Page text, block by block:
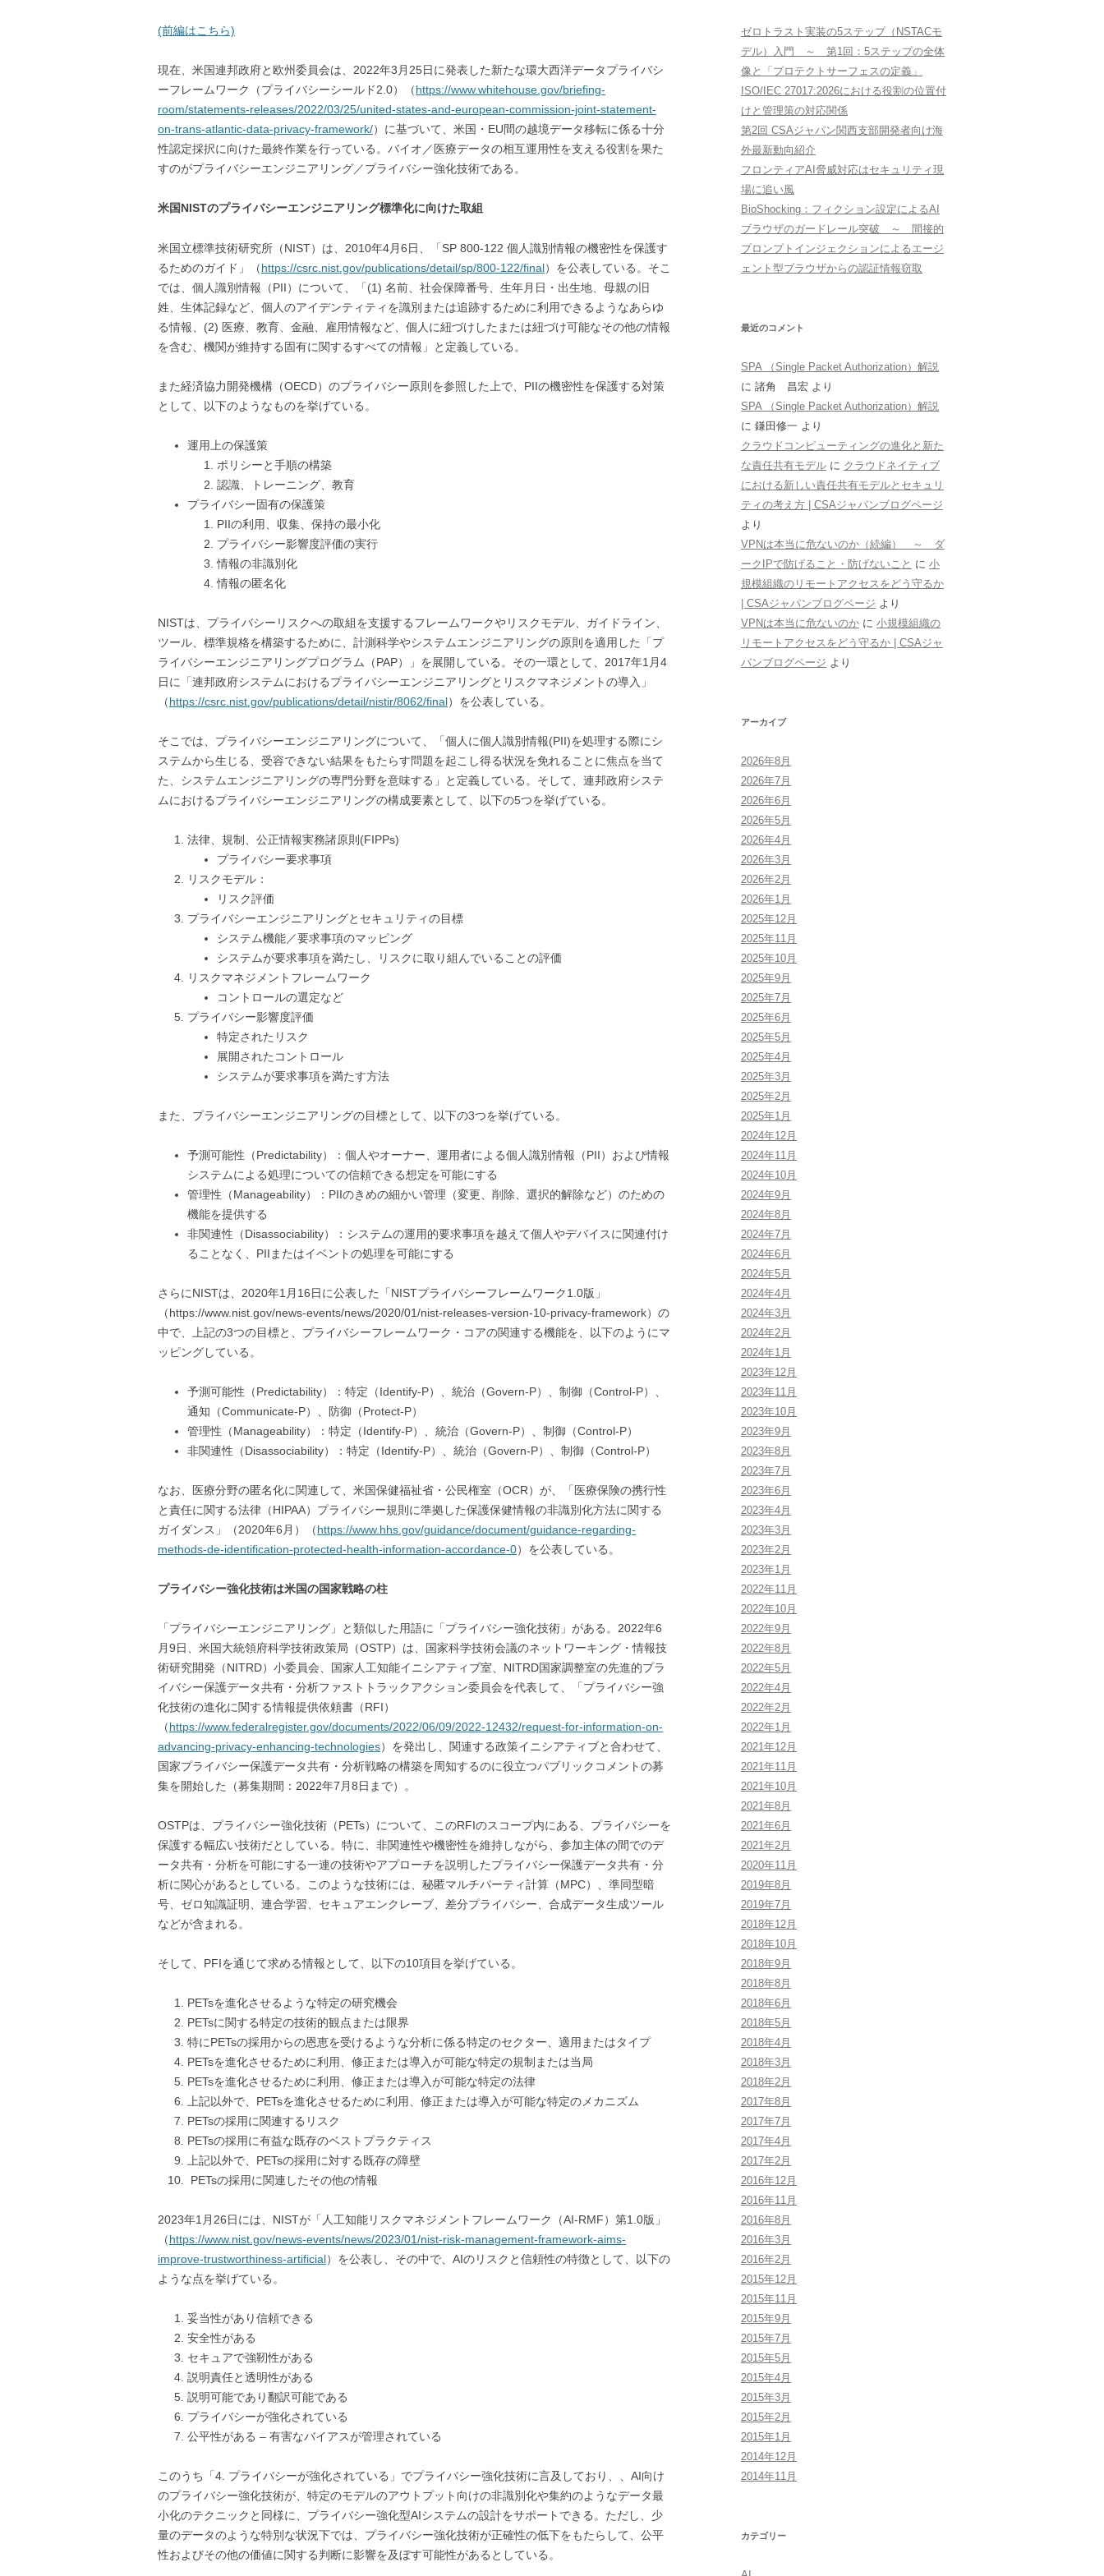
(前編はこちら)
現在、米国連邦政府と欧州委員会は、2022年3月25日に発表した新たな環大西洋データプライバシ
ーフレームワーク（プライバシーシールド2.0）（https://www.whitehouse.gov/briefing-
room/statements-releases/2022/03/25/united-states-and-european-commission-joint-statement-
on-trans-atlantic-data-privacy-framework/）に基づいて、米国・EU間の越境データ移転に係る十分
性認定採択に向けた最終作業を行っている。バイオ／医療データの相互運用性を支える役割を果た
すのがプライバシーエンジニアリング／プライバシー強化技術である。
米国NISTのプライバシーエンジニアリング標準化に向けた取組
米国立標準技術研究所（NIST）は、2010年4月6日、「SP 800-122 個人識別情報の機密性を保護す
るためのガイド」（https://csrc.nist.gov/publications/detail/sp/800-122/final）を公表している。そこ
では、個人識別情報（PII）について、「(1) 名前、社会保障番号、生年月日・出生地、母親の旧
姓、生体記録など、個人のアイデンティティを識別または追跡するために利用できるようなあらゆ
る情報、(2) 医療、教育、金融、雇用情報など、個人に紐づけしたまたは紐づけ可能なその他の情報
を含む、機関が維持する固有に関するすべての情報」と定義している。
また経済協力開発機構（OECD）のプライバシー原則を参照した上で、PIIの機密性を保護する対策
として、以下のようなものを挙げている。
運用上の保護策
ポリシーと手順の構築
認識、トレーニング、教育
プライバシー固有の保護策
PIIの利用、収集、保持の最小化
プライバシー影響度評価の実行
情報の非識別化
情報の匿名化
NISTは、プライバシーリスクへの取組を支援するフレームワークやリスクモデル、ガイドライン、
ツール、標準規格を構築するために、計測科学やシステムエンジニアリングの原則を適用した「プ
ライバシーエンジニアリングプログラム（PAP）」を展開している。その一環として、2017年1月4
日に「連邦政府システムにおけるプライバシーエンジニアリングとリスクマネジメントの導入」
（https://csrc.nist.gov/publications/detail/nistir/8062/final）を公表している。
そこでは、プライバシーエンジニアリングについて、「個人に個人識別情報(PII)を処理する際にシ
ステムから生じる、受容できない結果をもたらす問題を起こし得る状況を免れることに焦点を当て
た、システムエンジニアリングの専門分野を意味する」と定義している。そして、連邦政府システ
ムにおけるプライバシーエンジニアリングの構成要素として、以下の5つを挙げている。
法律、規制、公正情報実務諸原則(FIPPs)
プライバシー要求事項
リスクモデル：
リスク評価
プライバシーエンジニアリングとセキュリティの目標
システム機能／要求事項のマッピング
システムが要求事項を満たし、リスクに取り組んでいることの評価
リスクマネジメントフレームワーク
コントロールの選定など
プライバシー影響度評価
特定されたリスク
展開されたコントロール
システムが要求事項を満たす方法
また、プライバシーエンジニアリングの目標として、以下の3つを挙げている。
予測可能性（Predictability）：個人やオーナー、運用者による個人識別情報（PII）および情報
システムによる処理についての信頼できる想定を可能にする
管理性（Manageability）：PIIのきめの細かい管理（変更、削除、選択的解除など）のための
機能を提供する
非関連性（Disassociability）：システムの運用的要求事項を越えて個人やデバイスに関連付け
ることなく、PIIまたはイベントの処理を可能にする
さらにNISTは、2020年1月16日に公表した「NISTプライバシーフレームワーク1.0版」
（https://www.nist.gov/news-events/news/2020/01/nist-releases-version-10-privacy-framework）の
中で、上記の3つの目標と、プライバシーフレームワーク・コアの関連する機能を、以下のようにマ
ッピングしている。
予測可能性（Predictability）：特定（Identify-P）、統治（Govern-P）、制御（Control-P）、
通知（Communicate-P）、防御（Protect-P）
管理性（Manageability）：特定（Identify-P）、統治（Govern-P）、制御（Control-P）
非関連性（Disassociability）：特定（Identify-P）、統治（Govern-P）、制御（Control-P）
なお、医療分野の匿名化に関連して、米国保健福祉省・公民権室（OCR）が、「医療保険の携行性
と責任に関する法律（HIPAA）プライバシー規則に準拠した保護保健情報の非識別化方法に関する
ガイダンス」（2020年6月）（https://www.hhs.gov/guidance/document/guidance-regarding-
methods-de-identification-protected-health-information-accordance-0）を公表している。
プライバシー強化技術は米国の国家戦略の柱
「プライバシーエンジニアリング」と類似した用語に「プライバシー強化技術」がある。2022年6
月9日、米国大統領府科学技術政策局（OSTP）は、国家科学技術会議のネットワーキング・情報技
術研究開発（NITRD）小委員会、国家人工知能イニシアティブ室、NITRD国家調整室の先進的プラ
イバシー保護データ共有・分析ファストトラックアクション委員会を代表して、「プライバシー強
化技術の進化に関する情報提供依頼書（RFI）
（https://www.federalregister.gov/documents/2022/06/09/2022-12432/request-for-information-on-
advancing-privacy-enhancing-technologies）を発出し、関連する政策イニシアティブと合わせて、
国家プライバシー保護データ共有・分析戦略の構築を周知するのに役立つパブリックコメントの募
集を開始した（募集期間：2022年7月8日まで）。
OSTPは、プライバシー強化技術（PETs）について、このRFIのスコープ内にある、プライバシーを
保護する幅広い技術だとしている。特に、非関連性や機密性を維持しながら、参加主体の間でのデ
ータ共有・分析を可能にする一連の技術やアプローチを説明したプライバシー保護データ共有・分
析に関心があるとしている。このような技術には、秘匿マルチパーティ計算（MPC）、準同型暗
号、ゼロ知識証明、連合学習、セキュアエンクレーブ、差分プライバシー、合成データ生成ツール
などが含まれる。
そして、PFIを通じて求める情報として、以下の10項目を挙げている。
PETsを進化させるような特定の研究機会
PETsに関する特定の技術的観点または限界
特にPETsの採用からの恩恵を受けるような分析に係る特定のセクター、適用またはタイプ
PETsを進化させるために利用、修正または導入が可能な特定の規制または当局
PETsを進化させるために利用、修正または導入が可能な特定の法律
上記以外で、PETsを進化させるために利用、修正または導入が可能な特定のメカニズム
PETsの採用に関連するリスク
PETsの採用に有益な既存のベストプラクティス
上記以外で、PETsの採用に対する既存の障壁
PETsの採用に関連したその他の情報
2023年1月26日には、NISTが「人工知能リスクマネジメントフレームワーク（AI-RMF）第1.0版」
（https://www.nist.gov/news-events/news/2023/01/nist-risk-management-framework-aims-
improve-trustworthiness-artificial）を公表し、その中で、AIのリスクと信頼性の特徴として、以下の
ような点を挙げている。
妥当性があり信頼できる
安全性がある
セキュアで強靭性がある
説明責任と透明性がある
説明可能であり翻訳可能である
プライバシーが強化されている
公平性がある – 有害なバイアスが管理されている
このうち「4. プライバシーが強化されている」でプライバシー強化技術に言及しており、、AI向け
のプライバシー強化技術が、特定のモデルのアウトプット向けの非識別化や集約のようなデータ最
小化のテクニックと同様に、プライバシー強化型AIシステムの設計をサポートできる。ただし、少
量のデータのような特別な状況下では、プライバシー強化技術が正確性の低下をもたらして、公平
性およびその他の価値に関する判断に影響を及ぼす可能性があるとしている。
ゼロトラスト実装の5ステップ（NSTACモ
デル）入門 ～ 第1回：5ステップの全体
像と「プロテクトサーフェスの定義」
ISO/IEC 27017:2026における役割の位置付
けと管理策の対応関係
第2回 CSAジャパン関西支部開発者向け海
外最新動向紹介
フロンティアAI脅威対応はセキュリティ現
場に追い風
BioShocking：フィクション設定によるAI
ブラウザのガードレール突破 ～ 間接的
プロンプトインジェクションによるエージ
ェント型ブラウザからの認証情報窃取
最近のコメント
SPA （Single Packet Authorization）解説
に 諸角 昌宏 より
SPA （Single Packet Authorization）解説
に 鎌田修一 より
クラウドコンピューティングの進化と新た
な責任共有モデル に クラウドネイティブ
における新しい責任共有モデルとセキュリ
ティの考え方 | CSAジャパンブログページ
より
VPNは本当に危ないのか（続編） ～ ダ
ークIPで防げること・防げないこと に 小
規模組織のリモートアクセスをどう守るか
| CSAジャパンブログページ より
VPNは本当に危ないのか に 小規模組織の
リモートアクセスをどう守るか | CSAジャ
パンブログページ より
アーカイブ
2026年8月
2026年7月
2026年6月
2026年5月
2026年4月
2026年3月
2026年2月
2026年1月
2025年12月
2025年11月
2025年10月
2025年9月
2025年7月
2025年6月
2025年5月
2025年4月
2025年3月
2025年2月
2025年1月
2024年12月
2024年11月
2024年10月
2024年9月
2024年8月
2024年7月
2024年6月
2024年5月
2024年4月
2024年3月
2024年2月
2024年1月
2023年12月
2023年11月
2023年10月
2023年9月
2023年8月
2023年7月
2023年6月
2023年4月
2023年3月
2023年2月
2023年1月
2022年11月
2022年10月
2022年9月
2022年8月
2022年5月
2022年4月
2022年2月
2022年1月
2021年12月
2021年11月
2021年10月
2021年8月
2021年6月
2021年2月
2020年11月
2019年8月
2019年7月
2018年12月
2018年10月
2018年9月
2018年8月
2018年6月
2018年5月
2018年4月
2018年3月
2018年2月
2017年8月
2017年7月
2017年4月
2017年2月
2016年12月
2016年11月
2016年8月
2016年3月
2016年2月
2015年12月
2015年11月
2015年9月
2015年7月
2015年5月
2015年4月
2015年3月
2015年2月
2015年1月
2014年12月
2014年11月
カテゴリー